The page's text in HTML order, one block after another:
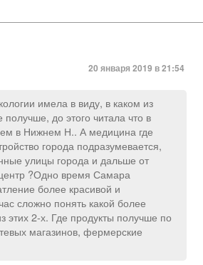
20 января 2019 в 21:54
имела в виду, в каком из
получше, до этого читала что в
в Нижнем Н.. А медицина где
города подразумевается,
улицы города и дальше от
?Одно время Самара
более красивой и
сложно понять какой более
этих 2-х. Где продукты получше по
магазинов, фермерские